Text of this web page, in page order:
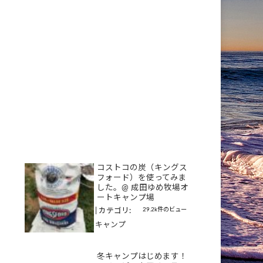
コストコの炭（キングス
フォード）を使ってみま
した。@ 成田ゆめ牧場オ
ートキャンプ場
29.2k件のビュー
カテゴリ:
キャンプ
冬キャンプはじめます！